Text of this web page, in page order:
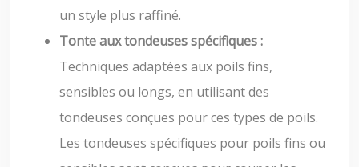
un style plus raffiné.
Tonte aux tondeuses spécifiques :
Techniques adaptées aux poils fins,
sensibles ou longs, en utilisant des
tondeuses conçues pour ces types de poils.
Les tondeuses spécifiques pour poils fins ou